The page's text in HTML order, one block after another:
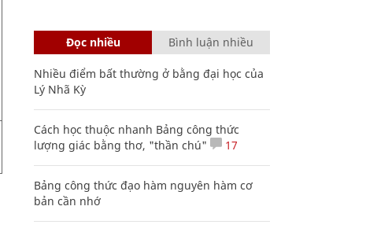
Đọc nhiều Bình luận nhiều
Nhiều điểm bất thường ở bằng đại học của
Lý Nhã Kỳ
Cách học thuộc nhanh Bảng công thức
lượng giác bằng thơ, "thần chú"
17
Bảng công thức đạo hàm nguyên hàm cơ
bản cần nhớ